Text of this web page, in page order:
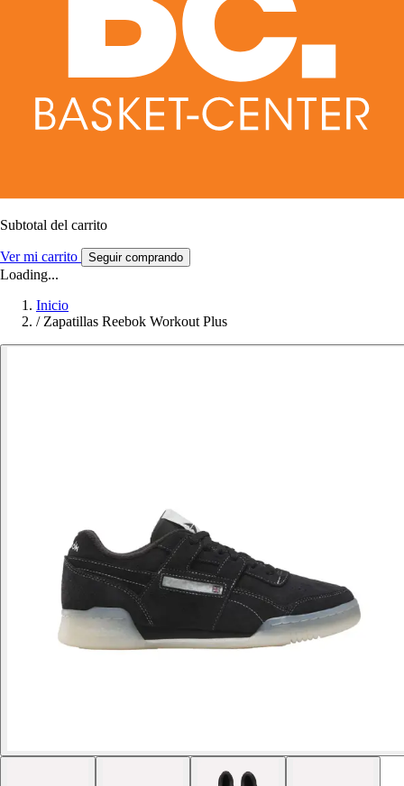
Subtotal del carrito
Ver mi carrito Seguir comprando
Loading...
Inicio
/ Zapatillas Reebok Workout Plus